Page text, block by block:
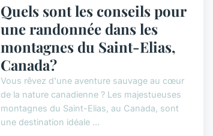
Quels sont les conseils pour
une randonnée dans les
montagnes du Saint-Elias,
Canada?
Vous rêvez d'une aventure sauvage au cœur
de la nature canadienne ? Les majestueuses
montagnes du Saint-Elias, au Canada, sont
une destination idéale ...